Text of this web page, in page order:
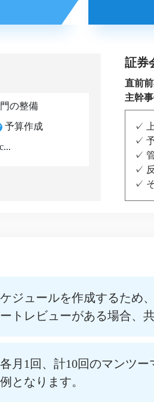
の整備
予算作成
証券
直前
主幹
ジュールを作成するため
トレビューがある場合、
月1回、計10回のマンツ
となります。